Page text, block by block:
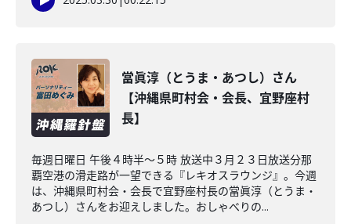
當眞淳（とうま・あつし）さん
【沖縄県町村会・会長、宜野座村
長】
毎週日曜日 午後４時半～５時 放送中３月２３日放送分那
覇空港の滑走路が一望できる『レキオスラウンジ』。今週
は、沖縄県町村会・会長で宜野座村長の當眞淳（とうま・
あつし）さんをお迎えしました。おしゃべりの...